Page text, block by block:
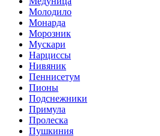
Молодило
Монарда
Морозник
Мускари
Нарциссы
Нивяник
Пеннисетум
Пионы
Подснежники
Примула
Пролеска
Пушкиния